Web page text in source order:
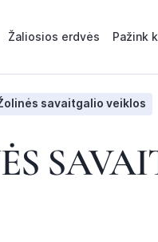
Žaliosios erdvės Pažink
savaitgalio veiklos